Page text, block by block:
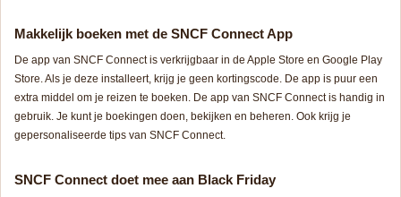
Makkelijk boeken met de SNCF Connect App
De app van SNCF Connect is verkrijgbaar in de Apple Store en Google Play
Store. Als je deze installeert, krijg je geen kortingscode. De app is puur een
extra middel om je reizen te boeken. De app van SNCF Connect is handig in
gebruik. Je kunt je boekingen doen, bekijken en beheren. Ook krijg je
gepersonaliseerde tips van SNCF Connect.
SNCF Connect doet mee aan Black Friday